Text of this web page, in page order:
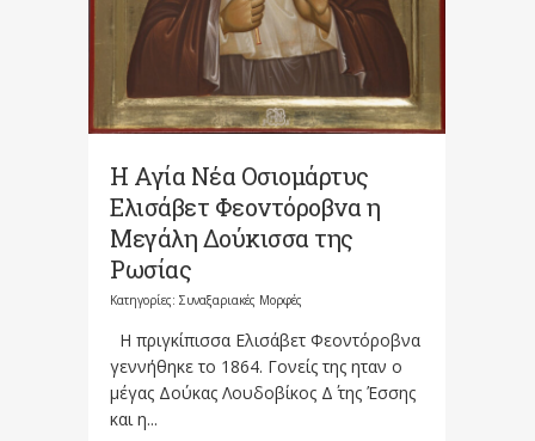
Η Αγία Νέα Οσιομάρτυς
Ελισάβετ Φεοντόροβνα η
Μεγάλη Δούκισσα της
Ρωσίας
Κατηγορίες: Συναξαριακές Μορφές
Η πριγκίπισσα Ελισάβετ Φεοντόροβνα
γεννήθηκε το 1864. Γονείς της ηταν ο
μέγας Δούκας Λουδοβίκος Δ΄ της Έσσης
και η...